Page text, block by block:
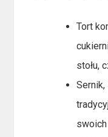
Tort
stołu,